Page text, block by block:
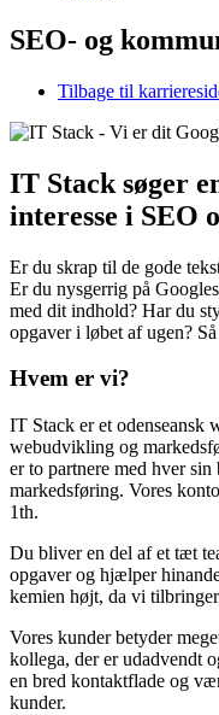
SEO- og
Tilbage til
IT Stack søger
interesse i SEO
Er du skrap til de gode
Er du nysgerrig på
med dit indhold? Har du
opgaver i løbet af ugen?
Hvem er vi?
IT Stack er et odenseansk
webudvikling og
er to partnere med hver
markedsføring. Vores
1th.
Du bliver en del af et tæt
opgaver og hjælper
kemien højt, da vi
Vores kunder betyder
kollega, der er udadvendt
en bred kontaktflade og
kunder.